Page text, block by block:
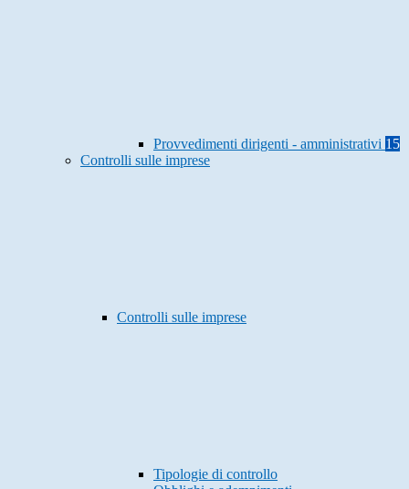
Provvedimenti dirigenti - amministrativi 15
Controlli sulle imprese
Controlli sulle imprese
Tipologie di controllo